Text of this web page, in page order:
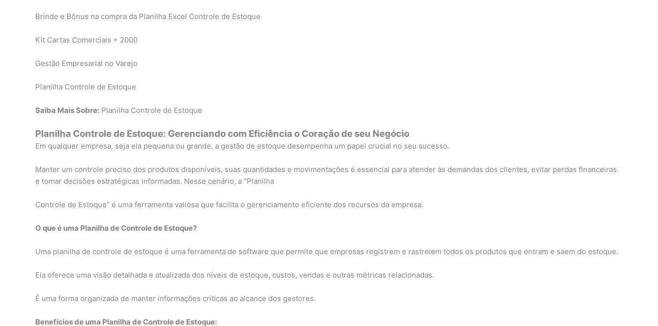
Brinde e Bônus na compra da Planilha Excel Controle de Estoque
Kit Cartas Comerciais + 2000
Gestão Empresarial no Varejo
Planilha Controle de Estoque
Saiba Mais Sobre: Planilha Controle de Estoque
Planilha Controle de Estoque: Gerenciando com Eficiência o Coração de seu Negócio
Em qualquer empresa, seja ela pequena ou grande, a gestão de estoque desempenha um papel crucial no seu sucesso.
Manter um controle preciso dos produtos disponíveis, suas quantidades e movimentações é essencial para atender às demandas dos clientes, evitar perdas financeiras
e tomar decisões estratégicas informadas. Nesse cenário, a “Planilha
Controle de Estoque” é uma ferramenta valiosa que facilita o gerenciamento eficiente dos recursos da empresa.
O que é uma Planilha de Controle de Estoque?
Uma planilha de controle de estoque é uma ferramenta de software que permite que empresas registrem e rastreiem todos os produtos que entram e saem do estoque.
Ela oferece uma visão detalhada e atualizada dos níveis de estoque, custos, vendas e outras métricas relacionadas.
É uma forma organizada de manter informações críticas ao alcance dos gestores.
Benefícios de uma Planilha de Controle de Estoque: